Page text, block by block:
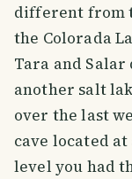
different from
the Colorada
Tara and Salar
another salt
over the last
cave located
level you had